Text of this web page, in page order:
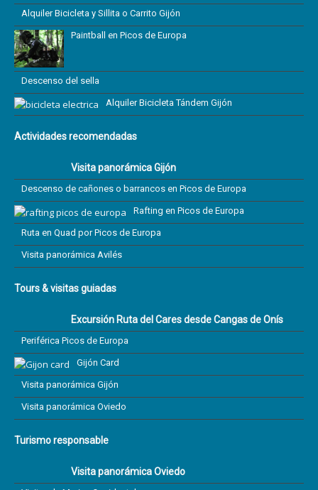
Alquiler Bicicleta y Sillita o Carrito Gijón
Paintball en Picos de Europa
Descenso del sella
Alquiler Bicicleta Tándem Gijón
Actividades recomendadas
Visita panorámica Gijón
Descenso de cañones o barrancos en Picos de Europa
Rafting en Picos de Europa
Ruta en Quad por Picos de Europa
Visita panorámica Avilés
Tours & visitas guiadas
Excursión Ruta del Cares desde Cangas de Onís
Periférica Picos de Europa
Gijón Card
Visita panorámica Gijón
Visita panorámica Oviedo
Turismo responsable
Visita panorámica Oviedo